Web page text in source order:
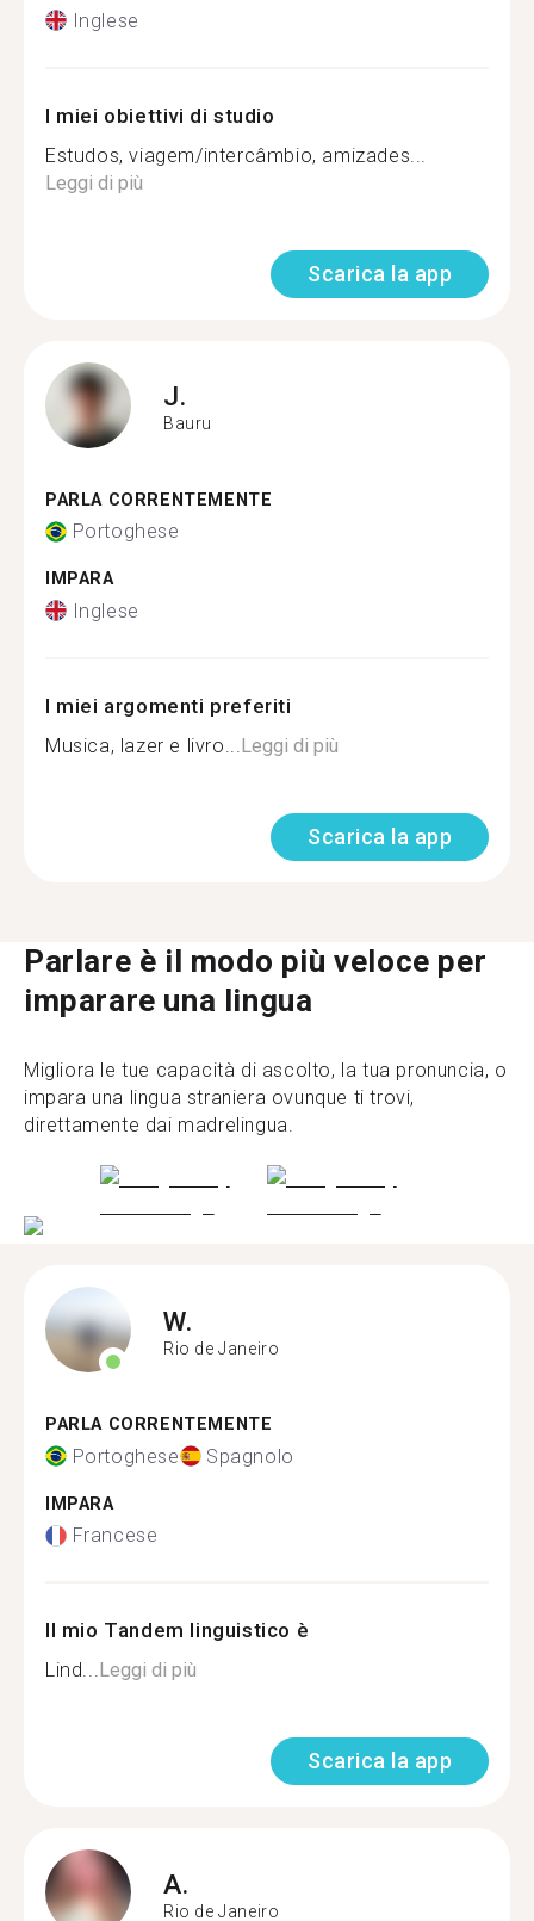
Inglese
I miei obiettivi di studio
Estudos, viagem/intercâmbio, amizades...
Leggi di più
Scarica la app
J.
Bauru
PARLA CORRENTEMENTE
Portoghese
IMPARA
Inglese
I miei argomenti preferiti
Musica, lazer e livro... Leggi di più
Scarica la app
Parlare è il modo più veloce per
imparare una lingua
Migliora le tue capacità di ascolto, la tua pronuncia, o
impara una lingua straniera ovunque ti trovi,
direttamente dai madrelingua.
W.
Rio de Janeiro
PARLA CORRENTEMENTE
Portoghese Spagnolo
IMPARA
Francese
Il mio Tandem linguistico è
Lind...Leggi di più
Scarica la app
A.
Rio de Janeiro